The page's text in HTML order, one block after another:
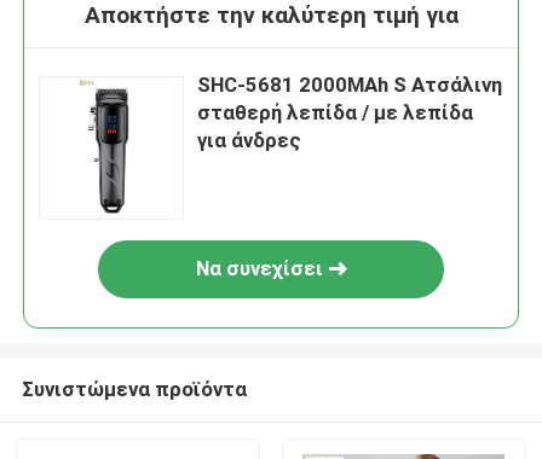
Αποκτήστε την καλύτερη τιμή για
SHC-5681 2000MAh S Ατσάλινη
σταθερή λεπίδα / με λεπίδα
για άνδρες
Να συνεχίσει
Συνιστώμενα προϊόντα